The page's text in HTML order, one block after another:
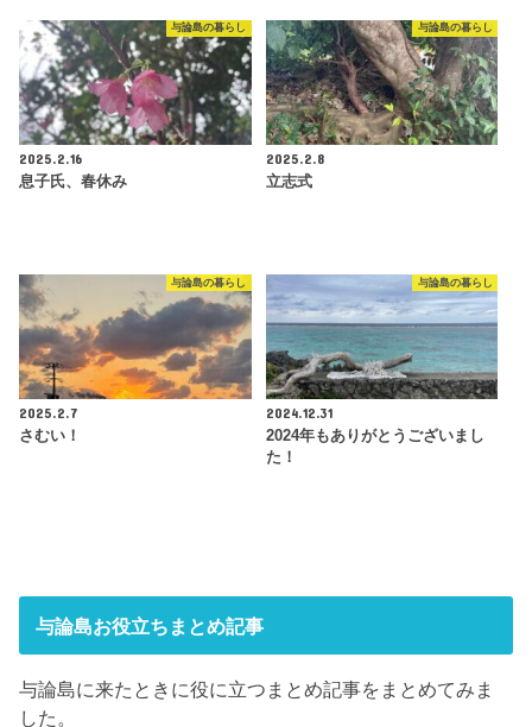
与論島の暮らし
2025.2.16
息子氏、春休み
与論島の暮らし
2025.2.8
立志式
与論島の暮らし
2025.2.7
さむい！
与論島の暮らし
2024.12.31
2024年もありがとうございまし
た！
与論島お役立ちまとめ記事
与論島に来たときに役に立つまとめ記事をまとめてみま
した。